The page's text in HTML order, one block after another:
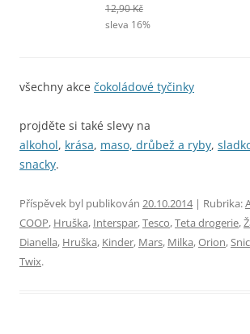
12,90 Kč
sleva 16%
všechny akce čokoládové tyčinky
projděte si také slevy na
alkohol, krása, maso, drůbež a ryby,
snacky.
Příspěvek byl publikován 20.10.2014| Rubrika:
COOP, Hruška, Interspar,Tesco,Teta drogerie,
Dianella, Hruška, Kinder, Mars, Milka,Orion,
Twix.